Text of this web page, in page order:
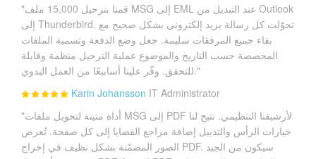
"قمنا بترحيل 15,000 ملف MSG إلى EML عند التبديل من Outlook
إلى Thunderbird. تحوّلت كل رسالة بريد إلكتروني بشكل صحيح مع
بقاء جميع المرفقات سليمة. جعل وضع الدفعة وتسمية الملفات
المخصصة حسب التاريخ والموضوع عملية الترحيل منظمة وقابلة
للتحقق. وفّر علينا أسابيعًا من العمل اليدوي."
Karin Johansson IT Administrator
"أداة متينة لتحويل ملفات MSG إلى PDF لأرشيفنا التنظيمي. تتيح لنا
خيارات الرأس والتذييل إضافة مراجع القضايا إلى كل صفحة. تُعرض
الصور المضمّنة بشكل نظيف في إخراج PDF. سيكون من الجيد